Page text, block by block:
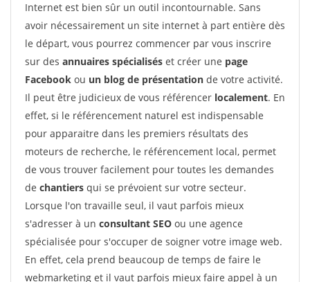
Internet est bien sûr un outil incontournable. Sans
avoir nécessairement un site internet à part entière dès
le départ, vous pourrez commencer par vous inscrire
sur des annuaires spécialisés et créer une page
Facebook ou un blog de présentation de votre activité.
Il peut être judicieux de vous référencer localement. En
effet, si le référencement naturel est indispensable
pour apparaitre dans les premiers résultats des
moteurs de recherche, le référencement local, permet
de vous trouver facilement pour toutes les demandes
de chantiers qui se prévoient sur votre secteur.
Lorsque l'on travaille seul, il vaut parfois mieux
s'adresser à un consultant SEO ou une agence
spécialisée pour s'occuper de soigner votre image web.
En effet, cela prend beaucoup de temps de faire le
webmarketing et il vaut parfois mieux faire appel à un